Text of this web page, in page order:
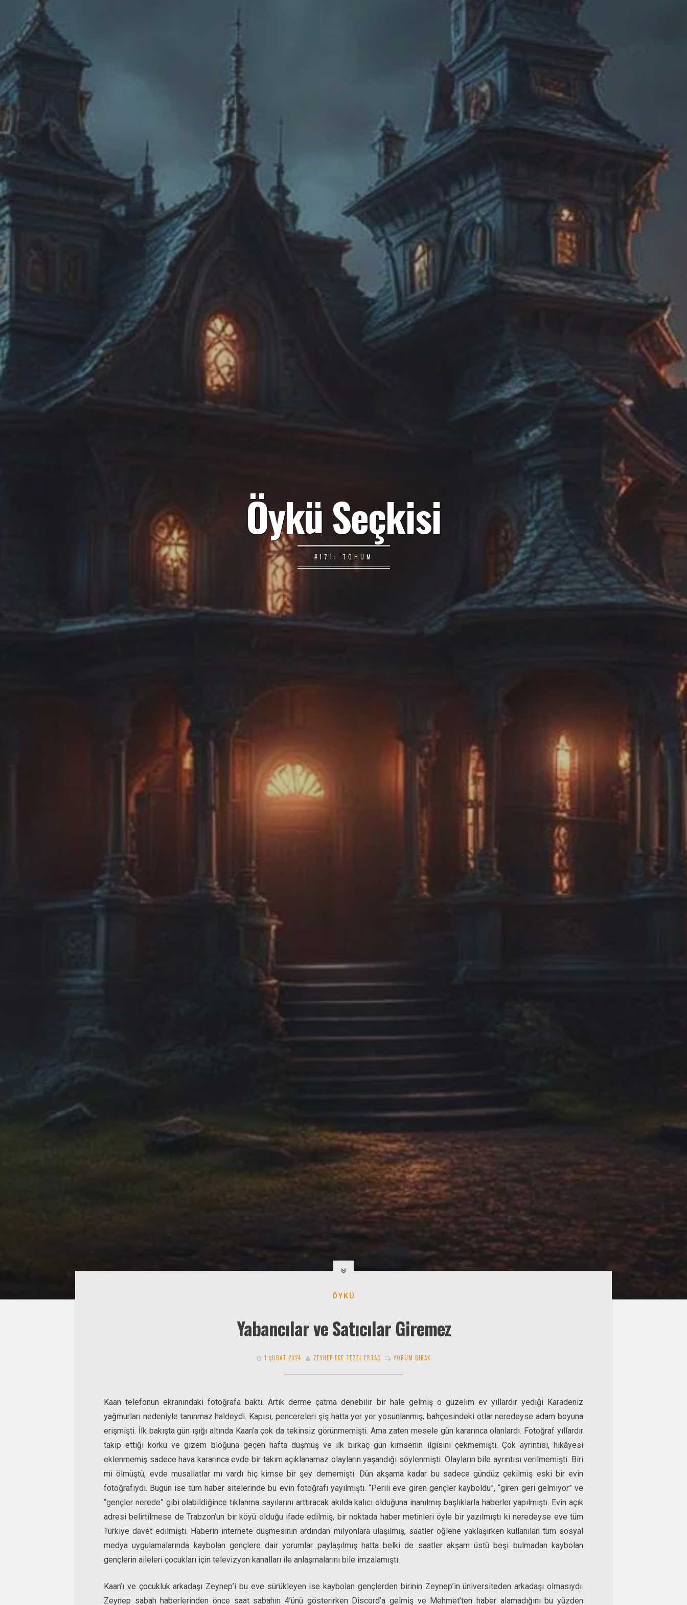
Öykü Seçkisi
#171: TOHUM
ÖYKÜ
Yabancılar ve Satıcılar Giremez
1 ŞUBAT 2024 ZEYNEP ECE TEZEL ERTAÇ YORUM BIRAK
Kaan telefonun ekranındaki fotoğrafa baktı. Artık derme çatma denebilir bir hale gelmiş o güzelim ev yıllardır yediği Karadeniz
yağmurları nedeniyle tanınmaz haldeydi. Kapısı, pencereleri şiş hatta yer yer yosunlanmış, bahçesindeki otlar neredeyse adam boyuna
erişmişti. İlk bakışta gün ışığı altında Kaan’a çok da tekinsiz görünmemişti. Ama zaten mesele gün kararınca olanlardı. Fotoğraf yıllardır
takip ettiği korku ve gizem bloğuna geçen hafta düşmüş ve ilk birkaç gün kimsenin ilgisini çekmemişti. Çok ayrıntısı, hikâyesi
eklenmemiş sadece hava kararınca evde bir takım açıklanamaz olayların yaşandığı söylenmişti. Olayların bile ayrıntısı verilmemişti. Biri
mi ölmüştü, evde musallatlar mı vardı hiç kimse bir şey dememişti. Dün akşama kadar bu sadece gündüz çekilmiş eski bir evin
fotoğrafıydı. Bugün ise tüm haber sitelerinde bu evin fotoğrafı yayılmıştı. “Perili eve giren gençler kayboldu”, “giren geri gelmiyor” ve
“gençler nerede” gibi olabildiğince tıklanma sayılarını arttıracak akılda kalıcı olduğuna inanılmış başlıklarla haberler yapılmıştı. Evin açık
adresi belirtilmese de Trabzon’un bir köyü olduğu ifade edilmiş, bir noktada haber metinleri öyle bir yazılmıştı ki neredeyse eve tüm
Türkiye davet edilmişti. Haberin internete düşmesinin ardından milyonlara ulaşılmış, saatler öğlene yaklaşırken kullanılan tüm sosyal
medya uygulamalarında kaybolan gençlere dair yorumlar paylaşılmış hatta belki de saatler akşam üstü beşi bulmadan kaybolan
gençlerin aileleri çocukları için televizyon kanalları ile anlaşmalarını bile imzalamıştı.
Kaan’ı ve çocukluk arkadaşı Zeynep’i bu eve sürükleyen ise kaybolan gençlerden birinin Zeynep’in üniversiteden arkadaşı olmasıydı.
Zeynep sabah haberlerinden önce saat sabahın 4’ünü gösterirken Discord’a gelmiş ve Mehmet’ten haber alamadığını bu yüzden